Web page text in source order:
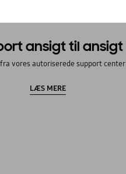
ansigt til ansigt
vores autoriserede support center
LÆS MERE